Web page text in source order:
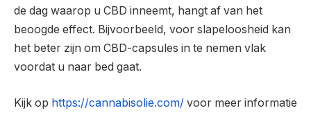
de dag waarop u CBD inneemt, hangt af van het
beoogde effect. Bijvoorbeeld, voor slapeloosheid kan
het beter zijn om CBD-capsules in te nemen vlak
voordat u naar bed gaat.
Kijk op https://cannabisolie.com/ voor meer informatie